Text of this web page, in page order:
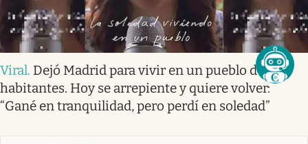
Viral. Dejó Madrid para vivir en un pueblo de 100
habitantes. Hoy se arrepiente y quiere volver:
“Gané en tranquilidad, pero perdí en soledad”